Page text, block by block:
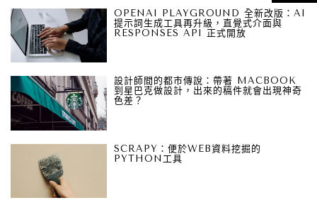
OPENAI PLAYGROUND 全新改版：AI
提示詞生成工具再升級，直覺式介面與
RESPONSES API 正式開放
設計師間的都市傳說：帶著 MACBOOK
到星巴克做設計，出來的稿件就會出現神奇
色差？
SCRAPY：便於WEB資料挖掘的
PYTHON工具